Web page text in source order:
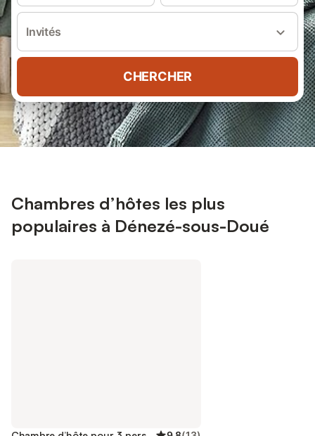
Invités
CHERCHER
Chambres d’hôtes les plus
populaires à Dénezé-sous-Doué